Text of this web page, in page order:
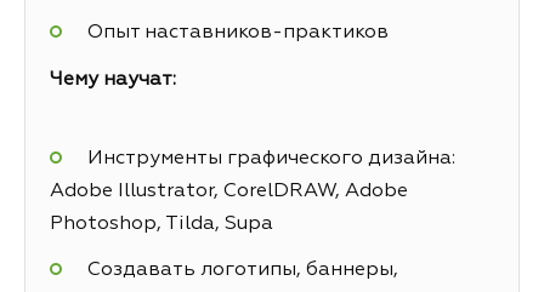
Опыт наставников-практиков
Чему научат:
Инструменты графического дизайна:
Adobe Illustrator, CorelDRAW, Adobe
Photoshop, Tilda, Supa
Создавать логотипы, баннеры,